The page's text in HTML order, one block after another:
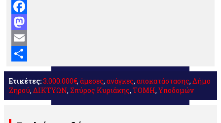
Facebook
Mastodon
Email
Μοιραστείτε
Ετικέτες:3.000.000€, άμεσες, ανάγκες, αποκατάστασης, Δήμο
Ζηρού, ΔΙΚΤΥΩΝ, Σπύρος Κυριάκης, ΤΟΜΗ, Υποδομών